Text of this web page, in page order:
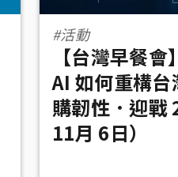
#活動
【台灣早餐
AI 如何重構
購韌性．迎戰
11月 6日）